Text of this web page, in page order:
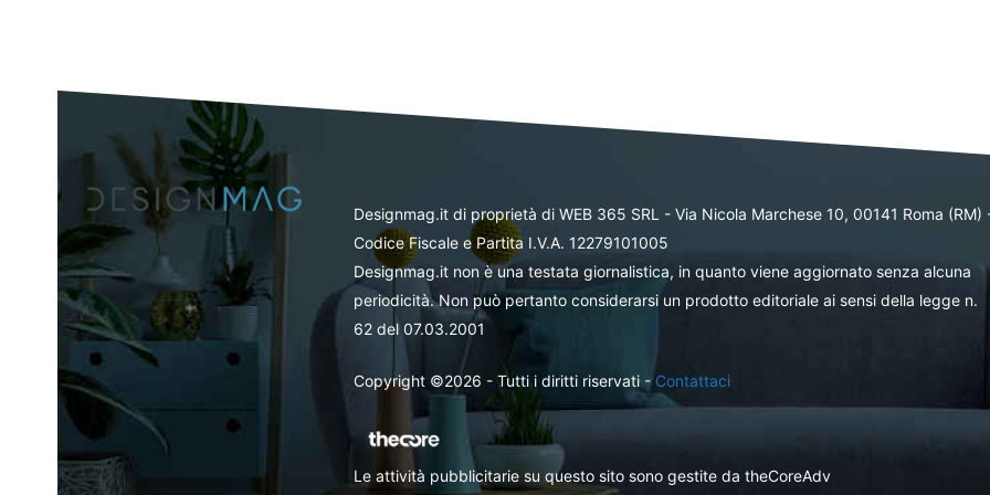
Designmag.it di proprietà di WEB 365 SRL - Via Nicola Marchese 10, 00141 Roma (RM)
Codice Fiscale e Partita I.V.A. 12279101005
Designmag.it non è una testata giornalistica, in quanto viene aggiornato senza alcuna
periodicità. Non può pertanto considerarsi un prodotto editoriale ai sensi della legge n.
62 del 07.03.2001
Copyright ©2026 - Tutti i diritti riservati -Contattaci
Le attività pubblicitarie su questo sito sono gestite da theCoreAdv